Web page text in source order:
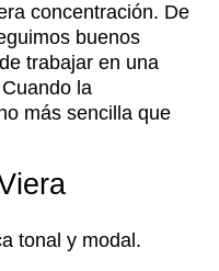
concentración. De
buenos
trabajar en una
la
más sencilla que
tonal y modal.